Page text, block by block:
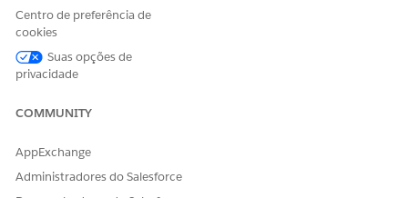
Atribua valores de padrão
de sequência a objetos com
base na política de
sequência configurada.
Restaure um valor de
identificado usando essa
API em sequências
habilitadas para sem lacuna.
Esse valor de sequência
Centro de preferência de
cookies
Suas opções de
privacidade
COMMUNITY
AppExchange
Administradores do Salesforce